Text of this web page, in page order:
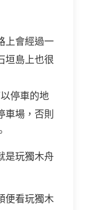
上會經過一
垣島上也很
停車的地
車場，否則
是玩獨木舟
便看玩獨木